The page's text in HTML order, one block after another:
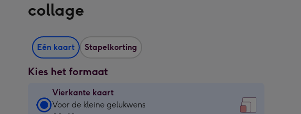
collage
Eén kaart Stapelkorting
Kies het formaat
Vierkante kaart
Vierkante
Voor de kleine gelukwens